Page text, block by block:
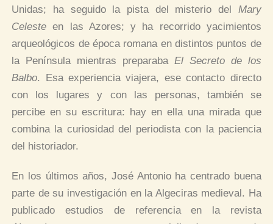
Unidas; ha seguido la pista del misterio del Mary
Celeste en las Azores; y ha recorrido yacimientos
arqueológicos de época romana en distintos puntos de
la Península mientras preparaba El Secreto de los
Balbo. Esa experiencia viajera, ese contacto directo
con los lugares y con las personas, también se
percibe en su escritura: hay en ella una mirada que
combina la curiosidad del periodista con la paciencia
del historiador.
En los últimos años, José Antonio ha centrado buena
parte de su investigación en la Algeciras medieval. Ha
publicado estudios de referencia en la revista